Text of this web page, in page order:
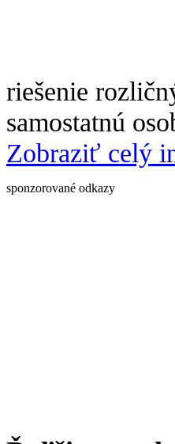
riešenie
samostatnú
Zobraziť celý
sponzorované odkazy